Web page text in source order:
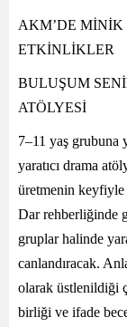
AKM’DE MİNİK
ETKİNLİKLER
BULUŞUM
ATÖLYESİ
7–11 yaş grubuna
yaratıcı drama
üretmenin keyfiyle
Dar rehberliğinde
gruplar halinde
canlandıracak.
olarak üstlenildiği
birliği ve ifade